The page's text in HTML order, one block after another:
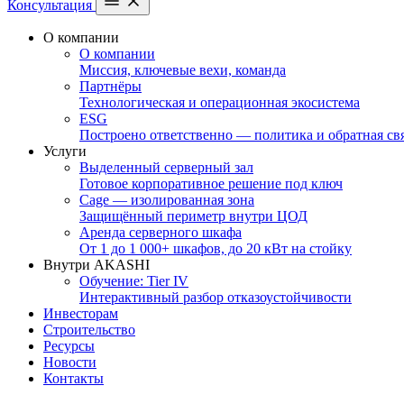
Консультация
О компании
О компании
Миссия, ключевые вехи, команда
Партнёры
Технологическая и операционная экосистема
ESG
Построено ответственно — политика и обратная
Услуги
Выделенный серверный зал
Готовое корпоративное решение под ключ
Cage — изолированная зона
Защищённый периметр внутри ЦОД
Аренда серверного шкафа
От 1 до 1 000+ шкафов, до 20 кВт на стойку
Внутри AKASHI
Обучение: Tier IV
Интерактивный разбор отказоустойчивости
Инвесторам
Строительство
Ресурсы
Новости
Контакты